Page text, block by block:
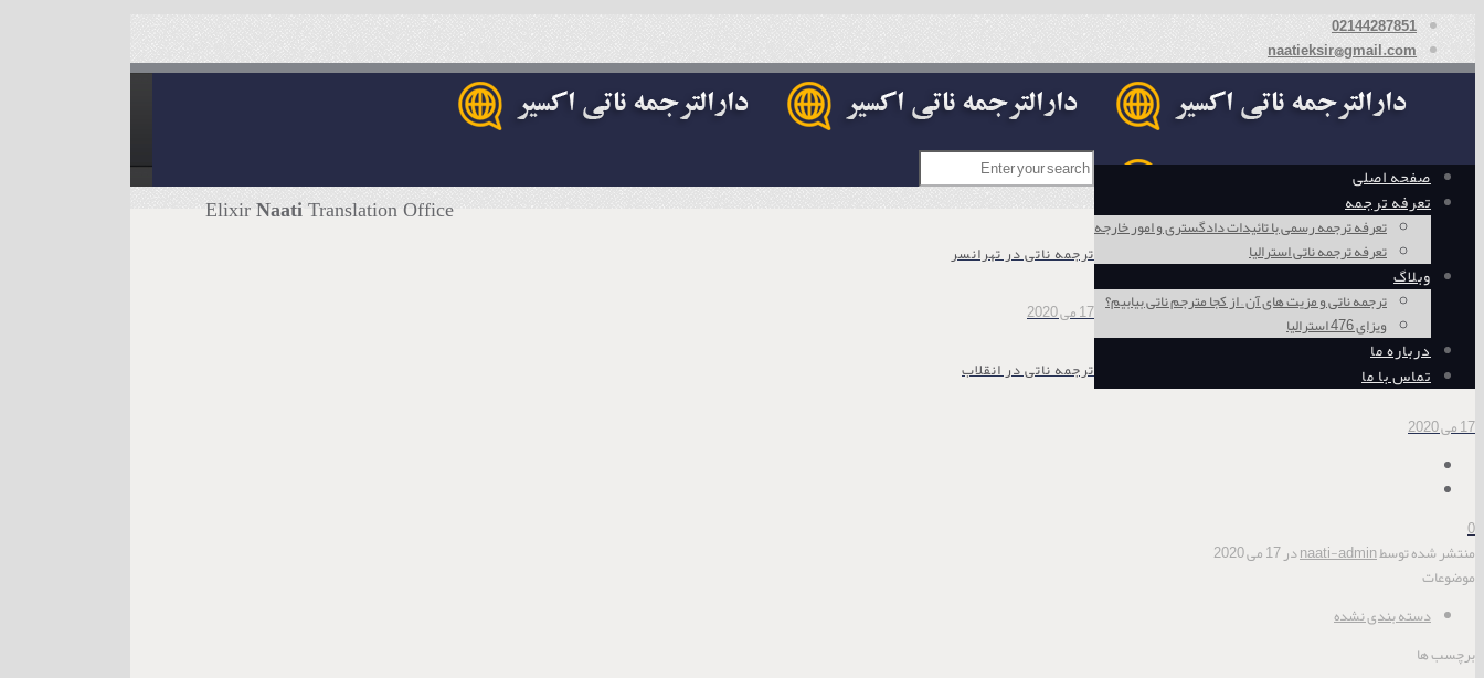
02144287851
naatieksir@gmail.com
صفحه اصلی
تعرفه ترجمه
تعرفه ترجمه رسمی با تائیدات دادگستری و امور خارجه
تعرفه ترجمه ناتی استرالیا
وبلاگ
ترجمه ناتی و مزیت های آن – از کجا مترجم ناتی بیابیم؟
ویزای 476 استرالیا
درباره ما
تماس با ما
Elixir Naati Translation Office
ترجمه ناتی در تهرانسر
17 می 2020
ترجمه ناتی در انقلاب
17 می 2020
0
منتشر شده توسطnaati-adminدر17 می 2020
موضوعات
دسته بندی نشده
برچسب ها